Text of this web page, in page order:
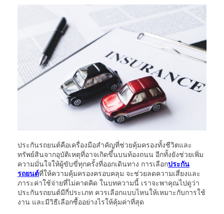
ประกันรถยนต์คือเครื่องมือสำคัญที่ช่วยคุ้มครองทั้งชีวิตและ
ทรัพย์สินจากอุบัติเหตุที่อาจเกิดขึ้นบนท้องถนน อีกทั้งยังช่วยเพิ่ม
ความมั่นใจให้ผู้ขับขี่ทุกครั้งที่ออกเดินทาง การเลือกประกัน
รถยนต์ที่ให้ความคุ้มครองครอบคลุม จะช่วยลดความเสี่ยงและ
ภาระค่าใช้จ่ายที่ไม่คาดคิด ในบทความนี้ เราจะพาคุณไปดูว่า
ประกันรถยนต์มีกี่ประเภท ควรเลือกแบบไหนให้เหมาะกับการใช้
งาน และมีวิธีเลือกซื้ออย่างไรให้คุ้มค่าที่สุด